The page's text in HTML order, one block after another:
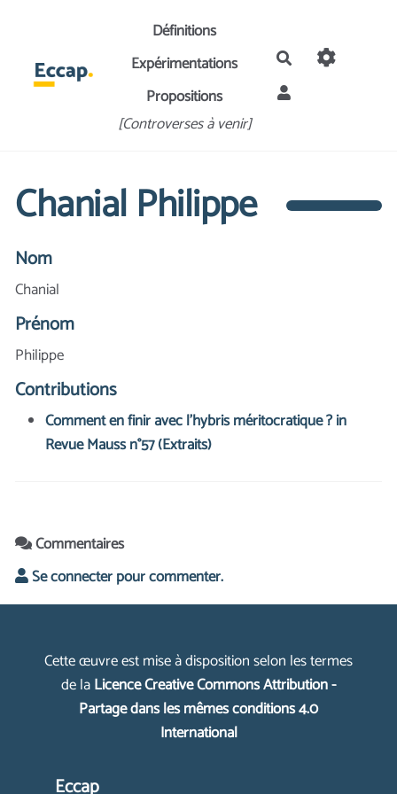
Aller au contenu principalDéfinitions
Expérimentations
Propositions
[Controverses à venir]
Rechercher
Chanial Philippe
Nom
Chanial
Prénom
Philippe
Contributions
Comment en finir avec l’hybris méritocratique ? in
Revue Mauss n°57 (Extraits)
Commentaires
Se connecter pour commenter.
Cette œuvre est mise à disposition selon les termes
de laLicence Creative Commons Attribution -
Partage dans les mêmes conditions 4.0
International
Eccap